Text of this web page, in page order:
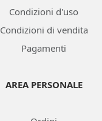
Condizioni d'uso
Condizioni di vendita
Pagamenti
AREA PERSONALE